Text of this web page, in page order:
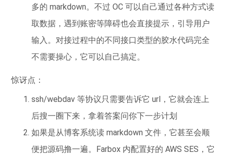
多的 markdown。不过 OC 可以自己通过各种方式读
取数据，遇到账密等障碍也会直接提示，引导用户
输入。对接过程中的不同接口类型的胶水代码完全
不需要操心，它可以自己搞定。
惊讶点：
ssh/webdav 等协议只需要告诉它 url，它就会连上
后搜一圈下来，拿着答案问你下一步计划
如果是从博客系统读 markdown 文件，它甚至会顺
便把源码撸一遍。Farbox 内配置好的 AWS SES，它